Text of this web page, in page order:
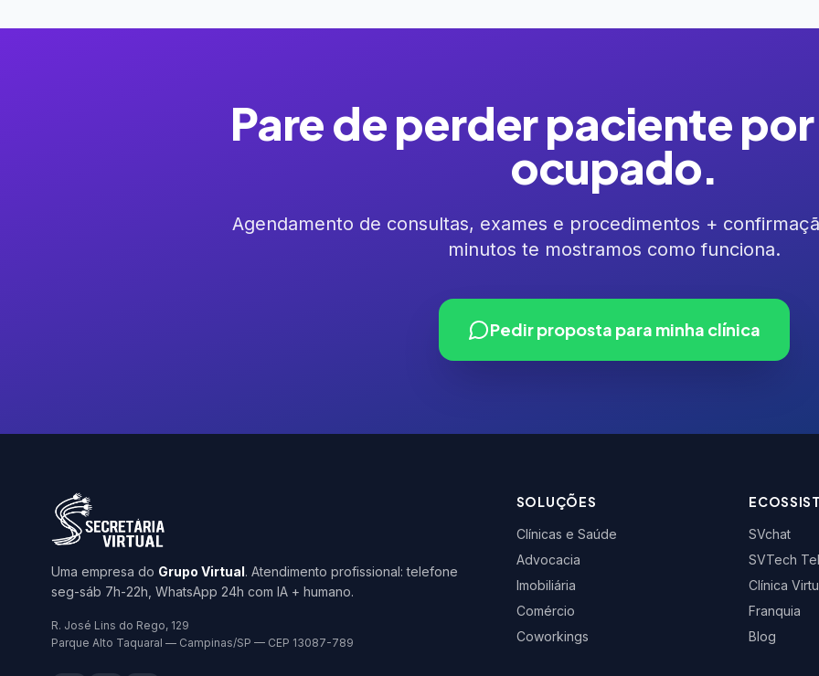
Pare de perder paciente
ocupado.
Agendamento de consultas, exames e procedimentos +
minutos te mostramos como funciona.
Pedir proposta para minha clínica
Uma empresa do Grupo Virtual. Atendimento profissional: telefone
seg-sáb 7h-22h, WhatsApp 24h com IA + humano.
R. José Lins do Rego, 129
Parque Alto Taquaral — Campinas/SP — CEP 13087-789
SOLUÇÕES
Clínicas e Saúde
Advocacia
Imobiliária
Comércio
Coworkings
SVchat
SVTech
Clínica
Franquia
Blog